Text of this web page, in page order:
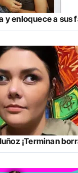
y enloquece a sus
¡Terminan